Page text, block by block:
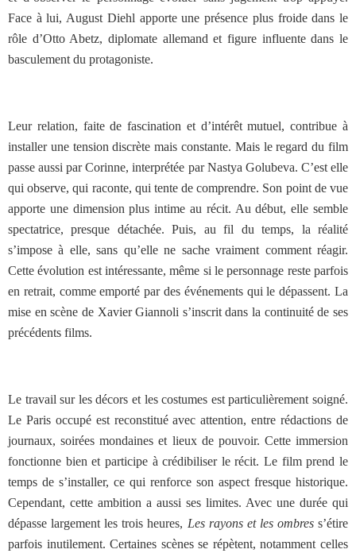
Face à lui, August Diehl apporte une présence plus froide dans le
rôle d’Otto Abetz, diplomate allemand et figure influente dans le
basculement du protagoniste.
Leur relation, faite de fascination et d’intérêt mutuel, contribue à
installer une tension discrète mais constante. Mais le regard du film
passe aussi par Corinne, interprétée par Nastya Golubeva. C’est elle
qui observe, qui raconte, qui tente de comprendre. Son point de vue
apporte une dimension plus intime au récit. Au début, elle semble
spectatrice, presque détachée. Puis, au fil du temps, la réalité
s’impose à elle, sans qu’elle ne sache vraiment comment réagir.
Cette évolution est intéressante, même si le personnage reste parfois
en retrait, comme emporté par des événements qui le dépassent. La
mise en scène de Xavier Giannoli s’inscrit dans la continuité de ses
précédents films.
Le travail sur les décors et les costumes est particulièrement soigné.
Le Paris occupé est reconstitué avec attention, entre rédactions de
journaux, soirées mondaines et lieux de pouvoir. Cette immersion
fonctionne bien et participe à crédibiliser le récit. Le film prend le
temps de s’installer, ce qui renforce son aspect fresque historique.
Cependant, cette ambition a aussi ses limites. Avec une durée qui
dépasse largement les trois heures, Les rayons et les ombress’étire
parfois inutilement. Certaines scènes se répètent, notamment celles